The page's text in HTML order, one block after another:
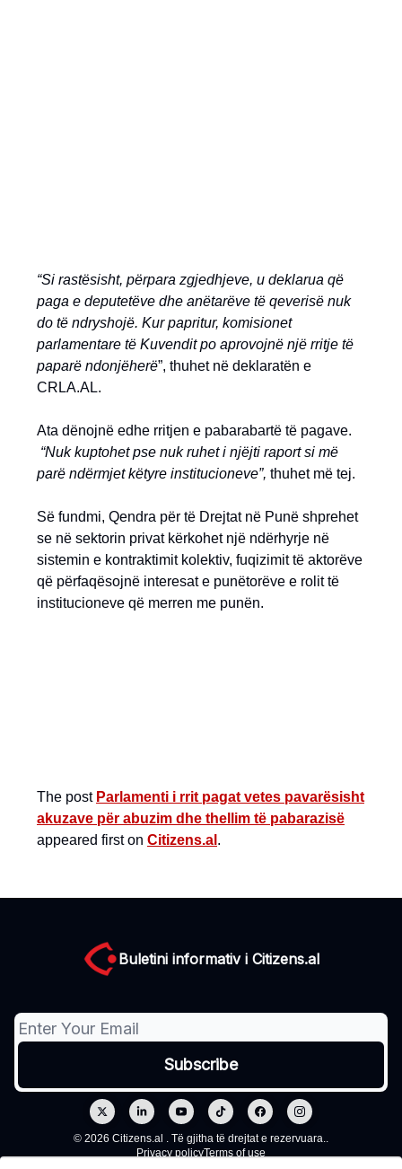
“Si rastësisht, përpara zgjedhjeve, u deklarua që
paga e deputetëve dhe anëtarëve të qeverisë nuk
do të ndryshojë. Kur papritur, komisionet
parlamentare të Kuvendit po aprovojnë një rritje të
paparë ndonjëherë”, thuhet në deklaratën e
CRLA.AL.
Ata dënojnë edhe rritjen e pabarabartë të pagave.
“Nuk kuptohet pse nuk ruhet i njëjti raport si më
parë ndërmjet këtyre institucioneve”, thuhet më tej.
Së fundmi, Qendra për të Drejtat në Punë shprehet
se në sektorin privat kërkohet një ndërhyrje në
sistemin e kontraktimit kolektiv, fuqizimit të aktorëve
që përfaqësojnë interesat e punëtorëve e rolit të
institucioneve që merren me punën.
The post Parlamenti i rrit pagat vetes pavarësisht
akuzave për abuzim dhe thellim të pabarazisë
appeared first on Citizens.al .
Buletini informativ i Citizens.al
© 2026 Citizens.al . Të gjitha të drejtat e rezervuara..
Privacy policyTerms of use